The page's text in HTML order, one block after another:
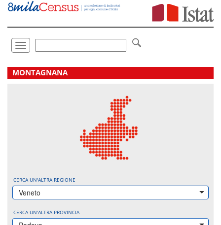
Vai
direttamente
Toggle
navigation
.
MONTAGNANA
CERCA UN'ALTRA REGIONE
Veneto
CERCA UN'ALTRA PROVINCIA